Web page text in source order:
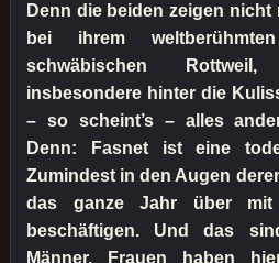
Denn die beiden zeigen
bei ihrem
schwäbischen
insbesondere hinter die
– so scheint’s – alles
Denn: Fasnet ist eine
Zumindest in den Augen
das ganze Jahr über mit
beschäftigen. Und das
Männer. Frauen haben